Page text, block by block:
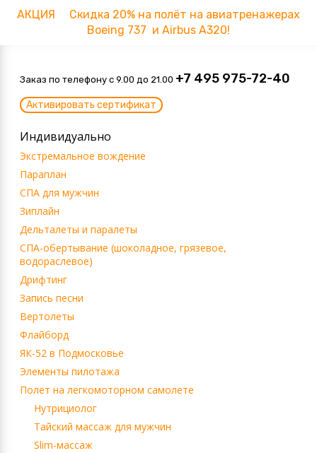
АКЦИЯ Скидка 20% на полёт на авиатренажерах
Boeing 737 и Airbus A320!
Заказ по телефону c 9.00 до 21.00 +7 495 975-72-40
Активировать сертификат
Индивидуально
Экстремальное вождение
Параплан
СПА для мужчин
Зиплайн
Дельталеты и паралеты
СПА-обертывание (шоколадное, грязевое,
водораслевое)
Дрифтинг
Запись песни
Вертолеты
Флайборд
ЯК-52 в Подмосковье
Элементы пилотажа
Полет на легкомоторном самолете
Нутрициолог
Тайский массаж для мужчин
Slim-массаж